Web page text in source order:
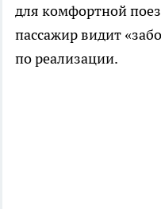
для комфортной
пассажир видит
по реализации.